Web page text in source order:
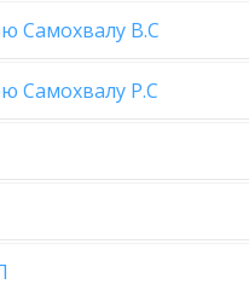
Самохвалу В.С
Самохвалу Р.С